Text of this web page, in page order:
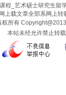
程_艺术硕士研究生
网上载文章全部系网上
权所有
本站未经允许禁止转